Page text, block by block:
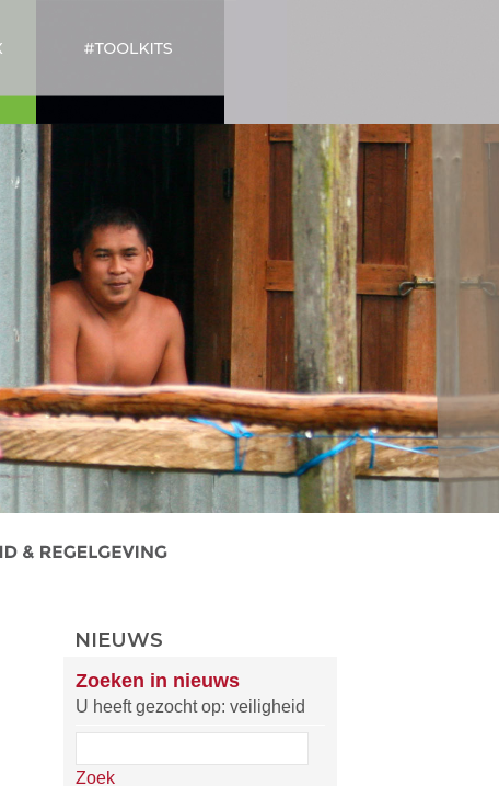
NIEUWS
Zoeken in nieuws
U heeft gezocht op: veiligheid
Zoek